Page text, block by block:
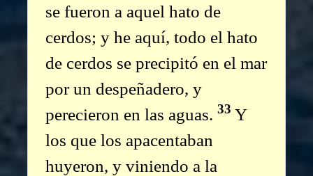
se fueron a aquel hato de
cerdos; y he aquí, todo el hato
de cerdos se precipitó en el mar
por un despeñadero, y
perecieron en las aguas. 33 Y
los que los apacentaban
huyeron, y viniendo a la